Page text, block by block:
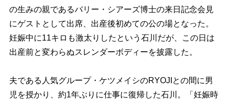
の生みの親であるバリー・シアーズ博士の来日記念会見
にゲストとして出席、出産後初めての公の場となった。
妊娠中に11キロも激太りしたという石川だが、この日は
出産前と変わらぬスレンダーボディーを披露した。
夫である人気グループ・ケツメイシのRYOJIとの間に男
児を授かり、約1年ぶりに仕事に復帰した石川。「妊娠時